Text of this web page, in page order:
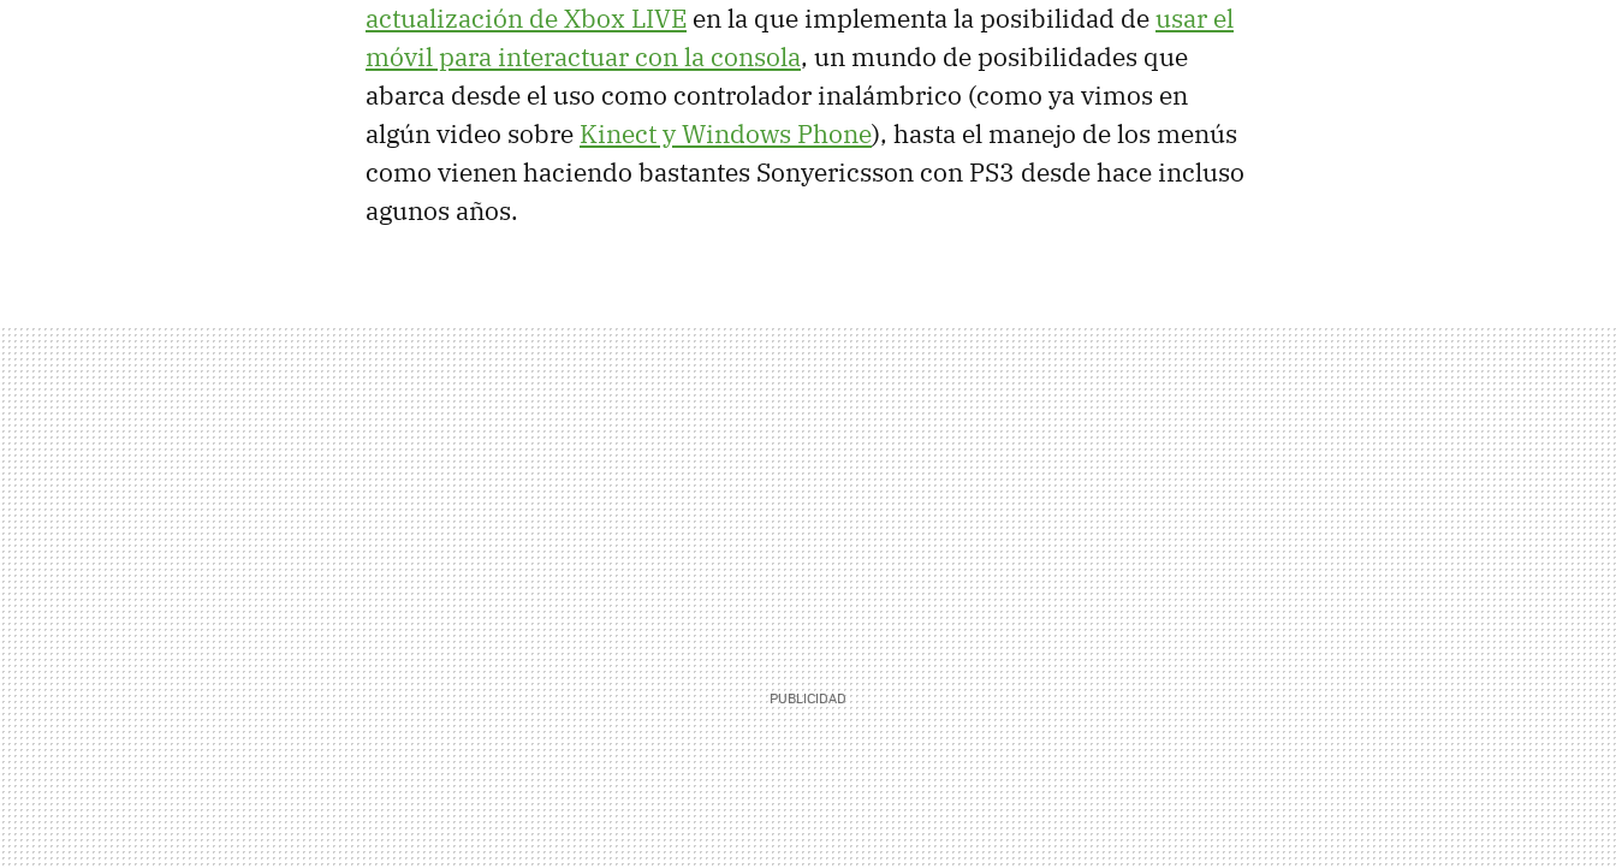
actualización de Xbox LIVE en la que implementa la posibilidad deusar el
móvil para interactuar con la consola, un mundo de posibilidades que
abarca desde el uso como controlador inalámbrico (como ya vimos en
algún video sobre Kinect y Windows Phone), hasta el manejo de los menús
como vienen haciendo bastantes Sonyericsson con PS3 desde hace incluso
agunos años.